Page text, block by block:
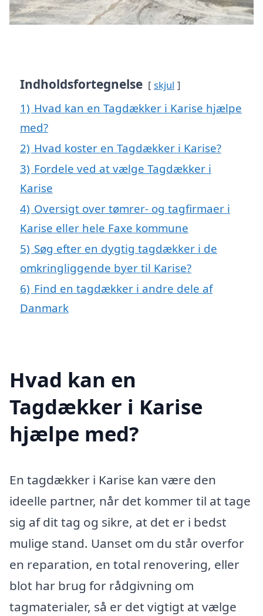
Indholdsfortegnelse skjul
1) Hvad kan en Tagdækker i Karise hjælpe
med?
2) Hvad koster en Tagdækker i Karise?
3) Fordele ved at vælge Tagdækker i
Karise
4) Oversigt over tømrer- og tagfirmaer i
Karise eller hele Faxe kommune
5) Søg efter en dygtig tagdækker i de
omkringliggende byer til Karise?
6) Find en tagdækker i andre dele af
Danmark
Hvad kan en
Tagdækker i Karise
hjælpe med?
En tagdækker i Karise kan være den
ideelle partner, når det kommer til at tage
sig af dit tag og sikre, at det er i bedst
mulige stand. Uanset om du står overfor
en reparation, en total renovering, eller
blot har brug for rådgivning om
tagmaterialer, så er det vigtigt at vælge